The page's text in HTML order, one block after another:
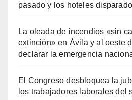
pasado y los hoteles
La oleada de incendios «sin
extinción» en Ávila y al oeste
declarar la emergencia
El Congreso desbloquea la
los trabajadores laborales del